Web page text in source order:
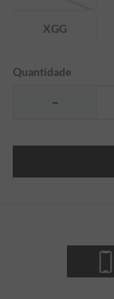
XGG
Quantidade
－